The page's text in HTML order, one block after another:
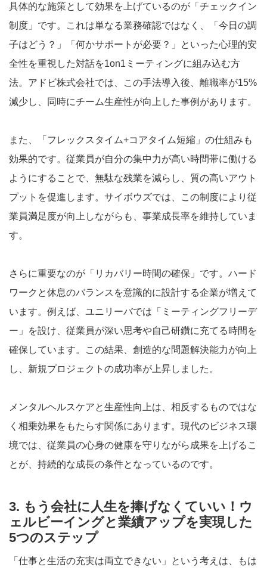
具体的な施策として効果を上げているのが「チェックイン
制度」です。これは単なる業務確認ではなく、「今日の調
子はどう？」「何かサポートが必要？」といった心理的安
全性を重視した対話を1on1ミーティングに組み込む方
法。アドビ株式会社では、この手法導入後、離職率が15%
減少し、同時にチーム生産性が向上した事例があります。
また、「フレックスタイム+コアタイム短縮」の仕組みも
効果的です。従業員が自分の集中力が高い時間帯に働ける
ようにすることで、無駄な残業を減らし、質の高いアウト
プットを促進します。サイボウズでは、この制度により従
業員満足度が向上しながらも、事業成長率を維持していま
す。
さらに重要なのが「リカバリー時間の確保」です。ハード
ワークと休息のバランスを意識的に設計する企業が増えて
います。例えば、ユニリーバでは「ミーティングフリーデ
ー」を設け、従業員が深い思考や自己研鑽に充てる時間を
確保しています。この結果、創造的な問題解決能力が向上
し、新規プロジェクトの成功率が上昇しました。
メンタルヘルスケアと生産性向上は、相反するものではな
く相乗効果をもたらす関係にあります。現代のビジネス環
境では、従業員の心身の健康を守りながら成果を上げるこ
とが、持続的な成長の条件となっているのです。
3. もう会社に人生を捧げなくていい！ウ
ェルビーイングと業績アップを実現した
5つのステップ
「仕事と生活の充実は両立できない」という考えは、もは